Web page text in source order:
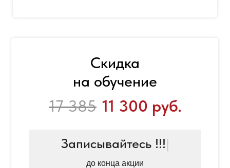
11 300 руб.
17 385
Скидка
на обучение
Записывайтесь !!!|
до конца акции